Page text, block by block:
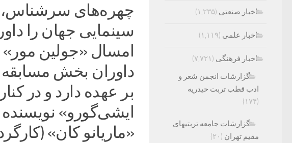
چهره‌های سرشناس،
سینمایی جهان را
امسال «جولین مور»
داوران بخش مسابقه
بر عهده دارد و در
ایشی‌گورو» نویسنده
«ماریانو کان»
اخبار صنعتی (۱,۲۳۵)
اخبار علمی (۱,۱۱۹)
اخبار فرهنگی (۷,۷۲۱)
گزارشات انجمن شعر و
ادب قطب تربت حیدریه
(۱۷۴)
گزارشات جامعه تربتیهای
مقیم تهران (۲۰)